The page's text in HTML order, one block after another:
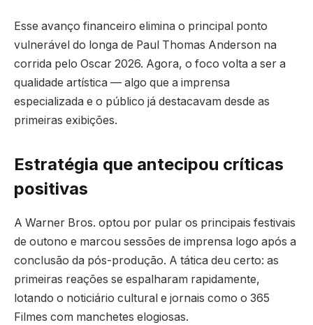
Esse avanço financeiro elimina o principal ponto
vulnerável do longa de Paul Thomas Anderson na
corrida pelo Oscar 2026. Agora, o foco volta a ser a
qualidade artística — algo que a imprensa
especializada e o público já destacavam desde as
primeiras exibições.
Estratégia que antecipou críticas
positivas
A Warner Bros. optou por pular os principais festivais
de outono e marcou sessões de imprensa logo após a
conclusão da pós-produção. A tática deu certo: as
primeiras reações se espalharam rapidamente,
lotando o noticiário cultural e jornais como o 365
Filmes com manchetes elogiosas.